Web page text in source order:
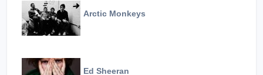
Arctic Monkeys
Ed Sheeran